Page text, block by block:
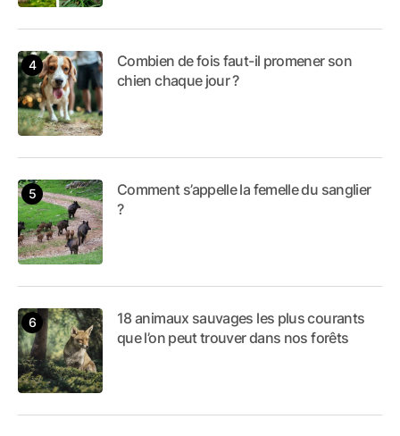
Combien de fois faut-il promener son
chien chaque jour ?
Comment s’appelle la femelle du sanglier
?
18 animaux sauvages les plus courants
que l’on peut trouver dans nos forêts